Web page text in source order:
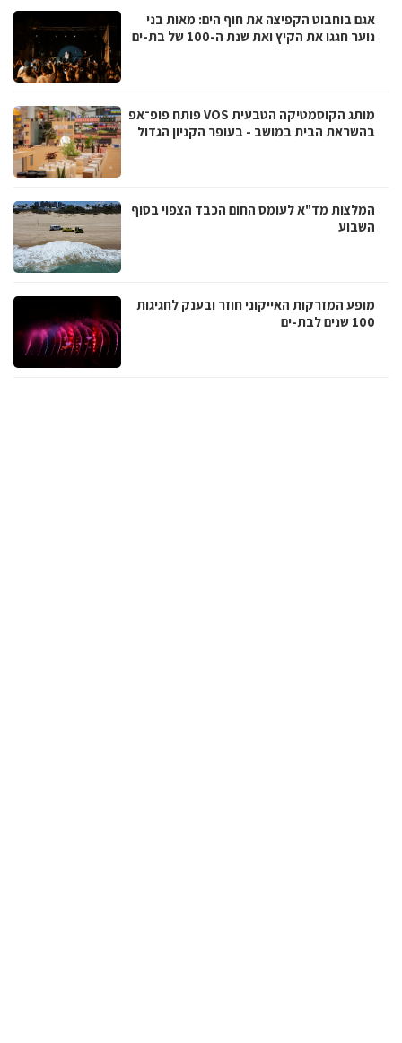
אגם בוחבוט הקפיצה את חוף הים: מאות בני
נוער חגגו את הקיץ ואת שנת ה-100 של בת-ים
מותג הקוסמטיקה הטבעית VOS פותח פופ־אפ
בהשראת הבית במושב - בעופר הקניון הגדול
המלצות מד"א לעומס החום הכבד הצפוי בסוף
השבוע
מופע המזרקות האייקוני חוזר ובענק לחגיגות
100 שנים לבת-ים